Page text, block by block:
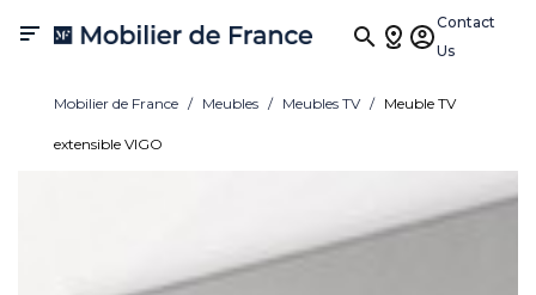

Contact
Us
Mobilier de France Meubles Meubles TV Meuble TV
extensible VIGO